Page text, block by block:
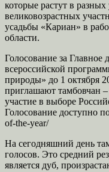
которые растут в
великовозрастных
усадьбы «Кариан» в
области.
Голосование за Главное
всероссийской
природы» до 1 октября
приглашают тамбовчан
участие в выборе
Голосование доступно
of-the-year/
На сегодняшний день
голосов. Это средний
является дуб,